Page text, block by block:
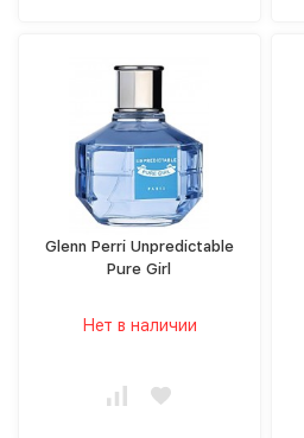
Glenn Perri Unpredictable
Pure Girl
Нет в наличии